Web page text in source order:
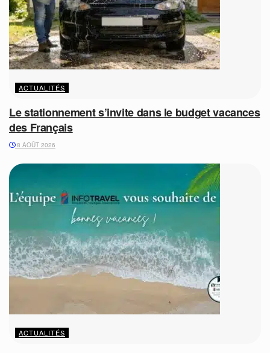
ACTUALITÉS
Le stationnement s’invite dans le budget vacances
des Français
8 AOÛT 2026
ACTUALITÉS